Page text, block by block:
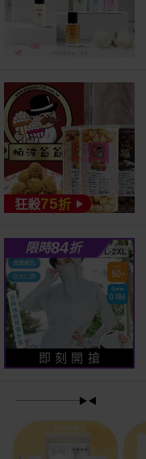
狂殺75折
限時84折
即 刻 開 搶